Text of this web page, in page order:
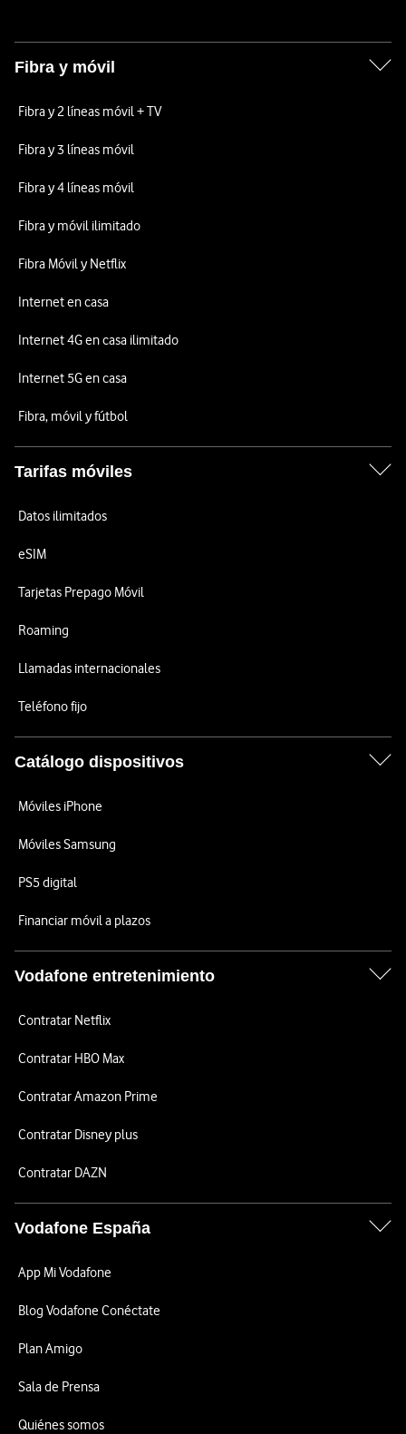
Fibra y móvil
Fibra y 2 líneas móvil + TV
Fibra y 3 líneas móvil
Fibra y 4 líneas móvil
Fibra y móvil ilimitado
Fibra Móvil y Netflix
Internet en casa
Internet 4G en casa ilimitado
Internet 5G en casa
Fibra, móvil y fútbol
Tarifas móviles
Datos ilimitados
eSIM
Tarjetas Prepago Móvil
Roaming
Llamadas internacionales
Teléfono fijo
Catálogo dispositivos
Móviles iPhone
Móviles Samsung
PS5 digital
Financiar móvil a plazos
Vodafone entretenimiento
Contratar Netflix
Contratar HBO Max
Contratar Amazon Prime
Contratar Disney plus
Contratar DAZN
Vodafone España
App Mi Vodafone
Blog Vodafone Conéctate
Plan Amigo
Sala de Prensa
Quiénes somos